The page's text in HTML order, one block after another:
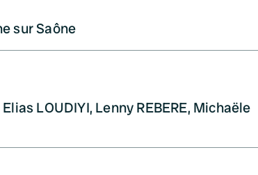
sur Saône
LOUDIYI, Lenny REBERE, Michaële